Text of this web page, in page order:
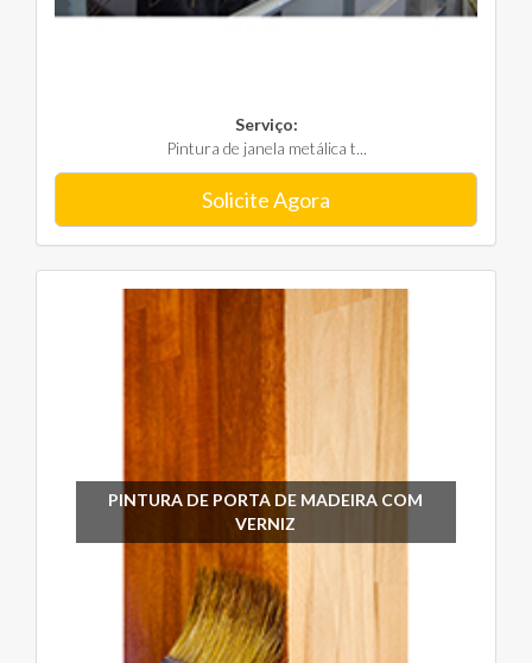
Serviço:
Pintura de janela metálica t...
Solicite Agora
PINTURA DE PORTA DE MADEIRA COM
VERNIZ